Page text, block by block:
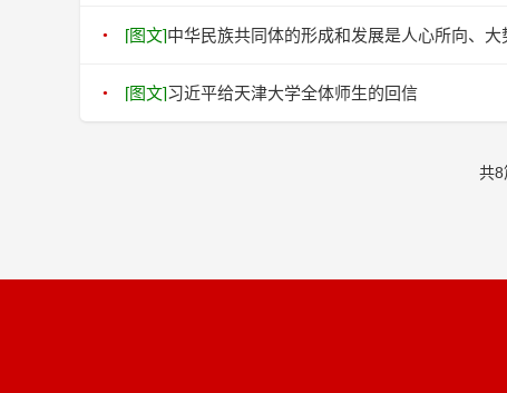
[图文]中华民族共同体的形成和发展是人心所向、
[图文]习近平给天津大学全体师生的回信
共8